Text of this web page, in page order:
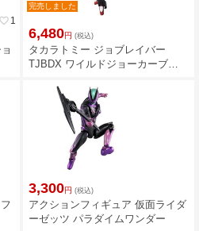
favorite_border 1
完売しました
6,480円 (税込)
タカラトミー ジョブレイバー
TJBDX ワイルドジョーカーブレ
3,300円 (税込)
アクションフィギュア 仮面ライダ
ーゼッツ パラダイムワンダー